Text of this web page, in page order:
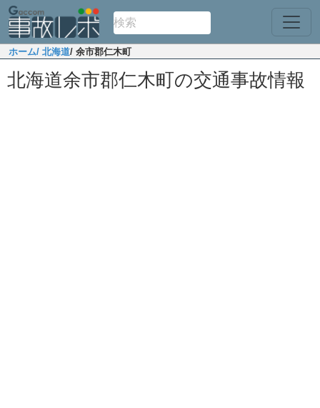
ホーム/ 北海道/ 余市郡仁木町
北海道余市郡仁木町の交通事故情報